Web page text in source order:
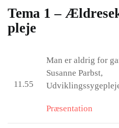
Tema 1 –
pleje
11.55
Man er aldrig for
Susanne Parbst,
Præsentation